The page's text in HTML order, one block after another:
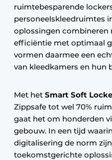
ruimtebesparende
personeelskleedruimtes
oplossingen combineren
efficiëntie met optimaal
vormen daarmee een
van kleedkamers en hun
Met het Smart Soft
Zippsafe tot wel 70%
gaat het om honderden
gebouw. In een tijd
digitalisering de norm
toekomstgerichte